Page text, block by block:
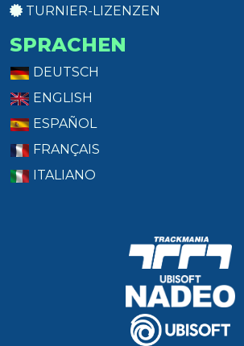
TURNIER-LIZENZEN
SPRACHEN
DEUTSCH
ENGLISH
ESPAÑOL
FRANÇAIS
ITALIANO